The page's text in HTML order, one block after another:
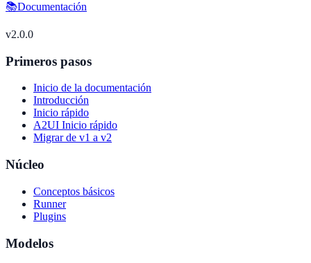
📚Documentación
v2.0.0
Primeros pasos
Inicio de la documentación
Introducción
Inicio rápido
A2UI Inicio rápido
Migrar de v1 a v2
Núcleo
Conceptos básicos
Runner
Plugins
Modelos